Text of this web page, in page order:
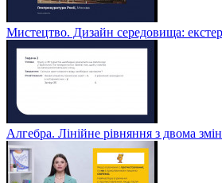
Мистецтво. Дизайн середовища:
Алгебра. Лінійне рівняння з двома